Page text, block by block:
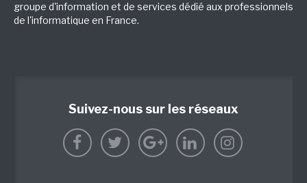
groupe d'information et de services dédié aux professionnels
de l'informatique en France.
Suivez-nous sur les réseaux